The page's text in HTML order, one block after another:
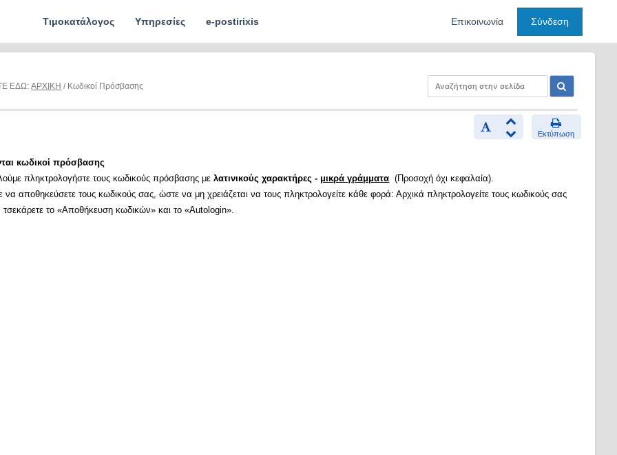
Τιμοκατάλογος Υπηρεσίες e-postirixis Επικοινωνία Σύνδεση
ΕΔΩ:ΑΡΧΙΚΗ / Κωδικοί Πρόσβασης
Εκτύπωση
κωδικοί πρόσβασης
πληκτρολογήστε τους κωδικούς πρόσβασης μελατινικούς χαρακτήρες - μικρά γράμματα (Προσοχή όχι κεφαλαία).
να αποθηκεύσετε τους κωδικούς σας, ώστε να μη χρειάζεται να τους πληκτρολογείτε κάθε φορά: Αρχικά πληκτρολογείτε τους κωδικούς σας
τσεκάρετε το «Αποθήκευση κωδικών» και το «Autologin».